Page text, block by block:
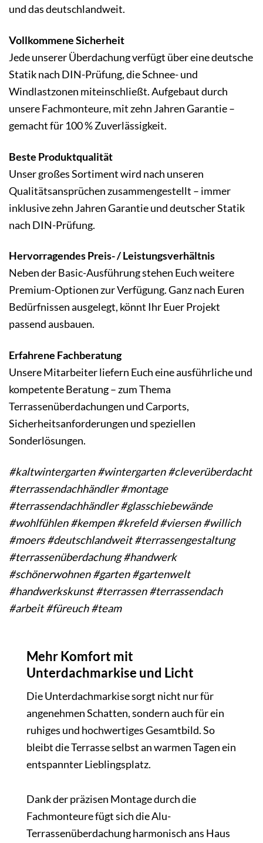
und das deutschlandweit.
Vollkommene Sicherheit
Jede unserer Überdachung verfügt über eine deutsche
Statik nach DIN-Prüfung, die Schnee- und
Windlastzonen miteinschließt. Aufgebaut durch
unsere Fachmonteure, mit zehn Jahren Garantie –
gemacht für 100 % Zuverlässigkeit.
Beste Produktqualität
Unser großes Sortiment wird nach unseren
Qualitätsansprüchen zusammengestellt – immer
inklusive zehn Jahren Garantie und deutscher Statik
nach DIN-Prüfung.
Hervorragendes Preis- / Leistungsverhältnis
Neben der Basic-Ausführung stehen Euch weitere
Premium-Optionen zur Verfügung. Ganz nach Euren
Bedürfnissen ausgelegt, könnt Ihr Euer Projekt
passend ausbauen.
Erfahrene Fachberatung
Unsere Mitarbeiter liefern Euch eine ausführliche und
kompetente Beratung – zum Thema
Terrassenüberdachungen und Carports,
Sicherheitsanforderungen und speziellen
Sonderlösungen.
#kaltwintergarten #wintergarten #cleverüberdacht
#terrassendachhändler #montage
#terrassendachhändler #glasschiebewände
#wohlfühlen #kempen #krefeld #viersen #willich
#moers #deutschlandweit #terrassengestaltung
#terrassenüberdachung #handwerk
#schönerwohnen #garten #gartenwelt
#handwerkskunst #terrassen #terrassendach
#arbeit #füreuch #team
Mehr Komfort mit
Unterdachmarkise und Licht
Die Unterdachmarkise sorgt nicht nur für
angenehmen Schatten, sondern auch für ein
ruhiges und hochwertiges Gesamtbild. So
bleibt die Terrasse selbst an warmen Tagen ein
entspannter Lieblingsplatz.
Dank der präzisen Montage durch die
Fachmonteure fügt sich die Alu-
Terrassenüberdachung harmonisch ans Haus